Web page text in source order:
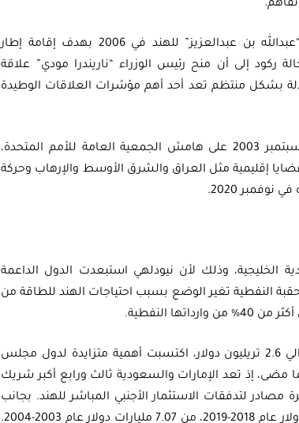
وتم توقيع “إعلان دلهي” كإحدى نتائج زيارة الملك “عبدالله بن عبدالعزيز” للهند في 2006 بهدف إقامة إطار
ركود إلى أن منح رئيس الوزراء “ناريندرا مودي” علاقة
بشكل منتظم تعد أحد أهم مؤشرات العلاقات الوطيدة
وعُقد أول حوار سياسي بين الهند ودول الخليج في سبتمبر 2003 على هامش الجمعية العامة للأمم المتحدة،
قضايا إقليمية مثل العراق والشرق الأوسط والإرهاب وحركة
2020.
الخليجية، وذلك لأن نيودلهي استبعدت الدول الداعمة
النفطية تغير الوضع بسبب احتياجات الهند للطاقة من
النفطية.
ومع النمو الذي حققته الهند في اقتصادها البالغ حوالي 2.6 تريليون دولار، اكتسبت أهمية متزايدة لدول مجلس
مضى، إذ تعد الإمارات والسعودية ثالث ورابع أكبر شريك
لتدفقات الاستثمار الأجنبي المباشر للهند. بجانب
بين الهند والخليج 121.34 مليار دولار عام 2018-2019، من 7.07 مليارات دولار عام 2003-2004.